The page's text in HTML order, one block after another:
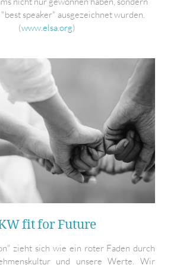
speaker" ausgezeichnet wurden.
(www.elsa.org)
fit for Future
zieht sich wie ein roter Faden durch
und unsere Werte. Wir